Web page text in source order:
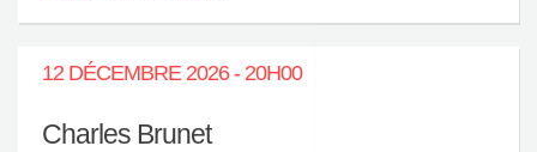
12 DÉCEMBRE 2026 - 20H00
Charles Brunet